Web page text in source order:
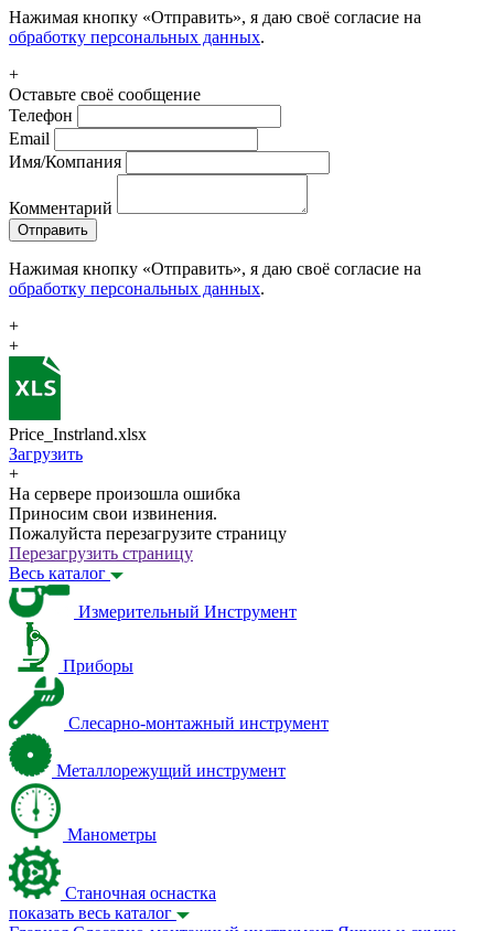
Нажимая кнопку «Отправить», я даю своё согласие на
обработку персональных данных.
+
Оставьте своё сообщение
Телефон
Email
Имя/Компания
Комментарий
Отправить
Нажимая кнопку «Отправить», я даю своё согласие на
обработку персональных данных.
+
+
Price_Instrland.xlsx
Загрузить
+
На сервере произошла ошибка
Приносим свои извинения.
Пожалуйста перезагрузите страницу
Перезагрузить страницу
Весь каталог
Измерительный Инструмент
Приборы
Слесарно-монтажный инструмент
Металлорежущий инструмент
Манометры
Станочная оснастка
показать весь каталог